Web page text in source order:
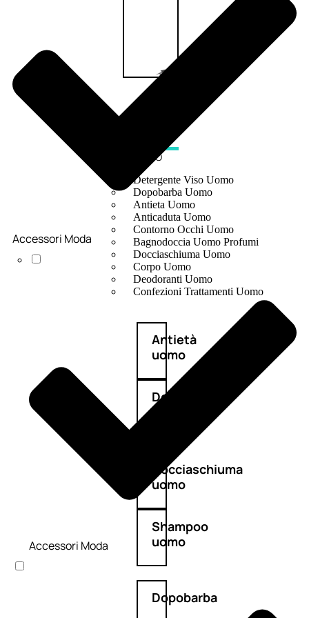
UOMO
Detergente Viso Uomo
Dopobarba Uomo
Antieta Uomo
Anticaduta Uomo
Contorno Occhi Uomo
Bagnodoccia Uomo Profumi
Docciaschiuma Uomo
Corpo Uomo
Deodoranti Uomo
Confezioni Trattamenti Uomo
Antietà
uomo
Detergente
viso
Docciaschiuma
uomo
Shampoo
uomo
Dopobarba
Accessori Moda
Accessori Moda